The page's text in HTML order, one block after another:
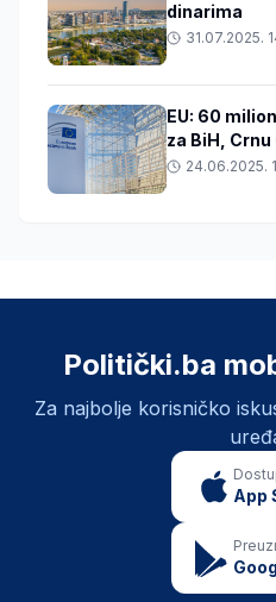
dinarima
31.07.2025.
EU: 60
za BiH,
24.06.2025.
Politički.ba
Za najbolje korisničko
App